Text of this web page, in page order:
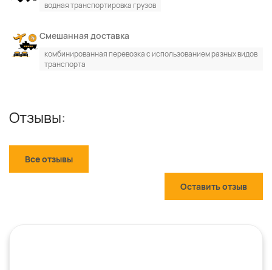
водная транспортировка грузов
Смешанная доставка
комбинированная перевозка с использованием разных видов
транспорта
Отзывы:
Все отзывы
Оставить отзыв